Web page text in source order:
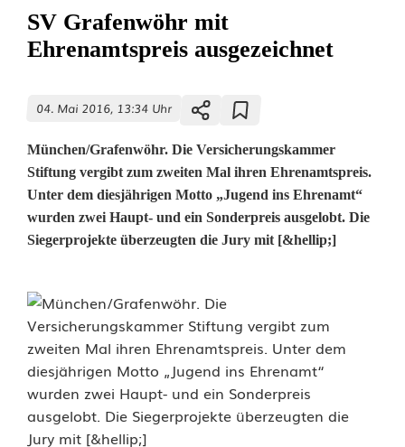
SV Grafenwöhr mit
Ehrenamtspreis ausgezeichnet
04. Mai 2016, 13:34 Uhr
München/Grafenwöhr. Die Versicherungskammer
Stiftung vergibt zum zweiten Mal ihren Ehrenamtspreis.
Unter dem diesjährigen Motto „Jugend ins Ehrenamt“
wurden zwei Haupt- und ein Sonderpreis ausgelobt. Die
Siegerprojekte überzeugten die Jury mit [&hellip;]